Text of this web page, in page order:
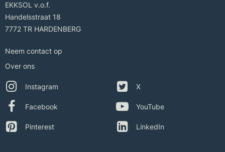
EKKSOL v.o.f.
Handelsstraat 18
7772 TR HARDENBERG
Neem contact op
Over ons
Instagram
Facebook
Pinterest
X
YouTube
LinkedIn